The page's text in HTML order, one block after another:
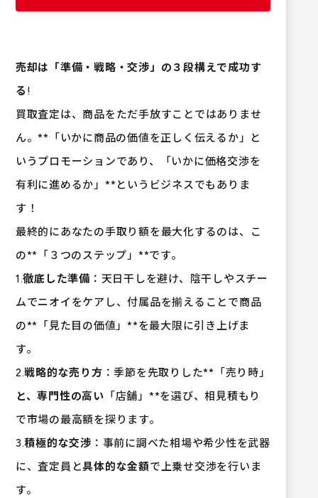
売却は「準備・戦略・交渉」の３段構えで成功す
る !
買取査定は、商品をただ手放すことではありませ
ん。**「いかに商品の価値を正しく伝えるか」と
いうプロモーションであり、「いかに価格交渉を
有利に進めるか」**というビジネスでもありま
す！
最終的にあなたの手取り額を最大化するのは、こ
の**「３つのステップ」**です。
1.徹底した準備 ：天日干しを避け、陰干しやスチー
ムでニオイをケアし、付属品を揃えることで商品
の**「見た目の価値」**を最大限に引き上げま
す。
2.戦略的な売り方 ：季節を先取りした**「売り時」
と、専門性の高い 「店舗」**を選び、相見積もり
で市場の最高額を探ります。
3.積極的な交渉 ：事前に調べた相場や希少性を武器
に、査定員と具体的な金額で上乗せ交渉を行いま
す。